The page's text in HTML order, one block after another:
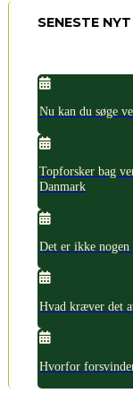
SENESTE NYT
Nu kan du søge
Topforsker bag
Danmark
Det er ikke
Hvad kræver det
Hvorfor